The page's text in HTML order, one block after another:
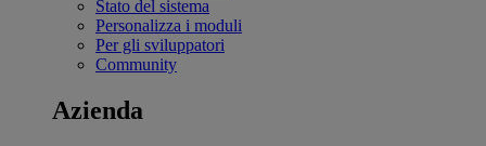
Stato del sistema
Personalizza i moduli
Per gli sviluppatori
Community
Azienda